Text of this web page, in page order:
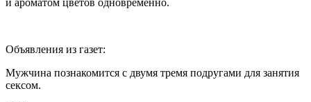
и ароматом цветов одновременно.
Объявления из газет:
Мужчина познакомится с двумя тремя подругами для занятия
сексом.